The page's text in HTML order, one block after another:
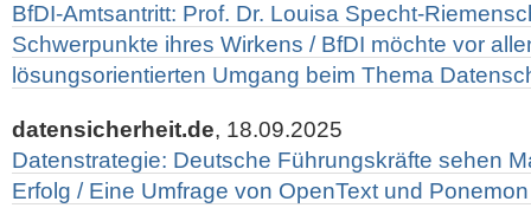
BfDI-Amtsantritt: Prof. Dr. Louisa Specht-
Schwerpunkte ihres Wirkens / BfDI möchte vor
lösungsorientierten Umgang beim Thema
datensicherheit.de, 18.09.2025
Datenstrategie: Deutsche Führungskräfte sehen
Erfolg / Eine Umfrage von OpenText und